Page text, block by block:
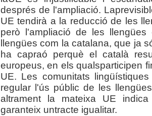
després de l'ampliació.
UE tendirà a la reducció de les
però l'ampliació de les llengües
llengües com la catalana, que ja
ha capraó perquè el català
europeus, en els qualsparticipen
UE. Les comunitats
regular l'ús públic de les
altrament la mateixa UE
garanteix untracte igualitar.